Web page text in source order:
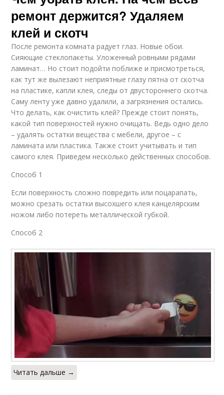
ремонт держится? Удаляем
клей и скотч
После ремонта комната радует глаз. Новые обои.
Сияющие стеклопакеты. Уложенный ровными рядами
ламинат… Но стоит подойти поближе и присмотреться,
как тут же вылезают неприятные глазу пятна от скотча
на пластике, капли клея, следы от двустороннего скотча.
Саму ленту уже давно удалили, а загрязнения остались.
Что делать, как очистить клей? Прежде стоит понять,
какой тип поверхностей нужно очищать. Ведь одно дело
– удалять остатки вещества с мебели, другое – с
ламината или пластика. Также стоит учитывать и тип
самого клея. Приведем несколько действенных способов.
Способ 1
Если поверхность сложно повредить или поцарапать,
можно срезать остатки высохшего клея канцелярским
ножом либо потереть металлической губкой.
Способ 2
Читать дальше →